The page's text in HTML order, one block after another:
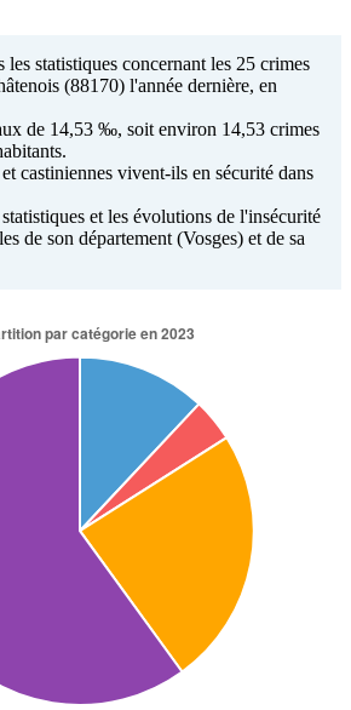
les statistiques concernant les 25 crimes
(88170) l'année dernière, en
de 14,53 ‰, soit environ 14,53 crimes
castiniennes vivent-ils en sécurité dans
et les évolutions de l'insécurité
de son département (Vosges) et de sa